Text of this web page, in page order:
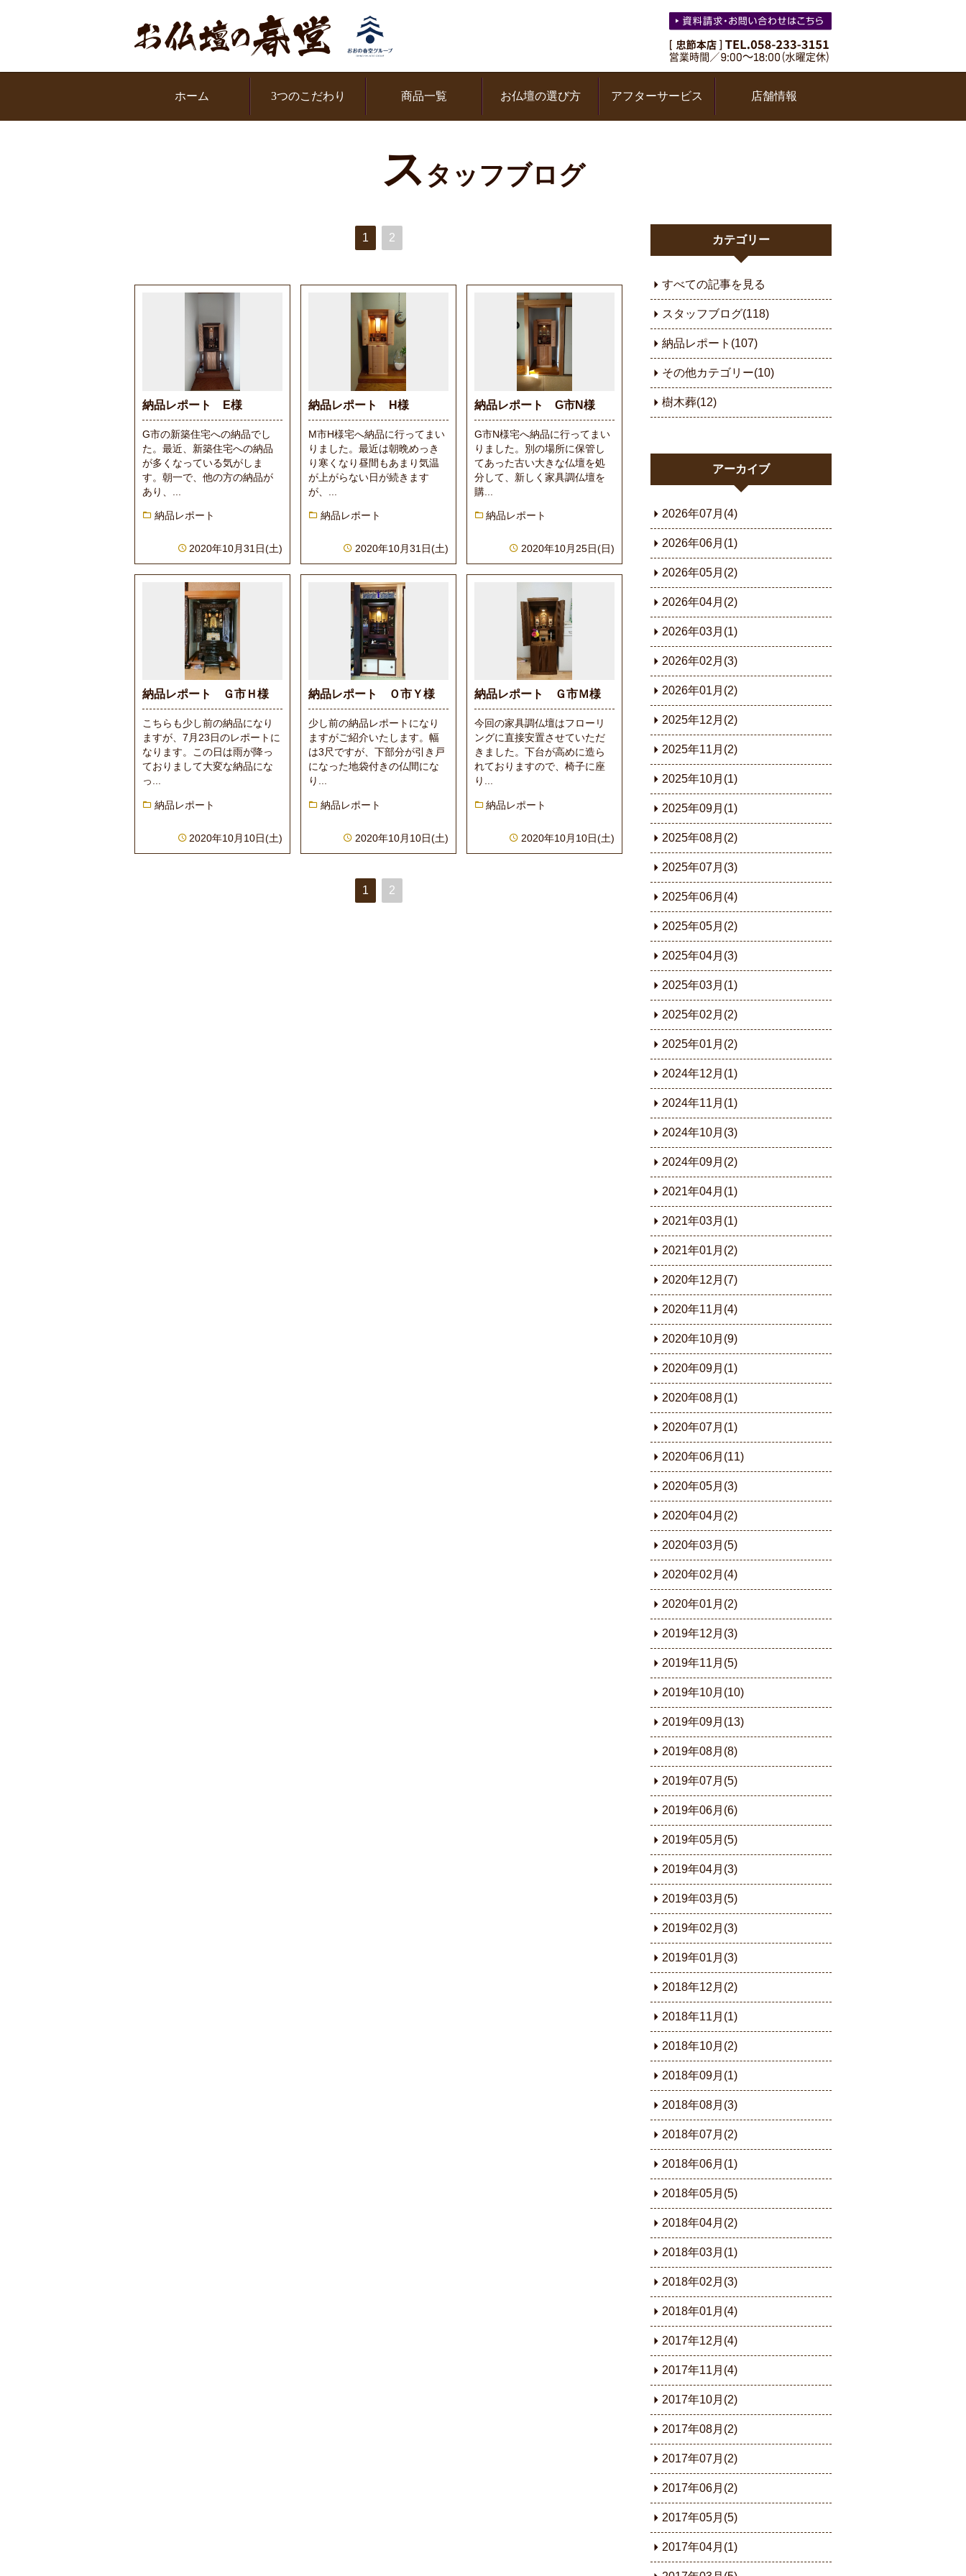
ホーム 3つのこだわり 商品一覧 お仏壇の選び方 アフターサービス 店舗情報
ス タッフブログ
1 2
納品レポート E様
G市の新築住宅への納品でし
た。最近、新築住宅への納品
が多くなっている気がしま
す。朝一で、他の方の納品が
あり、...
納品レポート
2020年10月31日(土)
納品レポート H様
M市H様宅へ納品に行ってまい
りました。最近は朝晩めっき
り寒くなり昼間もあまり気温
が上がらない日が続きます
が、...
納品レポート
2020年10月31日(土)
納品レポート G市N様
G市N様宅へ納品に行ってまい
りました。別の場所に保管し
てあった古い大きな仏壇を処
分して、新しく家具調仏壇を
購...
納品レポート
2020年10月25日(日)
納品レポート Ｇ市Ｈ様
こちらも少し前の納品になり
ますが、7月23日のレポートに
なります。この日は雨が降っ
ておりまして大変な納品にな
っ...
納品レポート
2020年10月10日(土)
納品レポート Ｏ市Ｙ様
少し前の納品レポートになり
ますがご紹介いたします。幅
は3尺ですが、下部分が引き戸
になった地袋付きの仏間にな
り...
納品レポート
2020年10月10日(土)
納品レポート Ｇ市Ｍ様
今回の家具調仏壇はフローリ
ングに直接安置させていただ
きました。下台が高めに造ら
れておりますので、椅子に座
り...
納品レポート
2020年10月10日(土)
1 2
カテゴリー
すべての記事を見る
スタッフブログ(118)
納品レポート(107)
その他カテゴリー(10)
樹木葬(12)
アーカイブ
2026年07月(4)
2026年06月(1)
2026年05月(2)
2026年04月(2)
2026年03月(1)
2026年02月(3)
2026年01月(2)
2025年12月(2)
2025年11月(2)
2025年10月(1)
2025年09月(1)
2025年08月(2)
2025年07月(3)
2025年06月(4)
2025年05月(2)
2025年04月(3)
2025年03月(1)
2025年02月(2)
2025年01月(2)
2024年12月(1)
2024年11月(1)
2024年10月(3)
2024年09月(2)
2021年04月(1)
2021年03月(1)
2021年01月(2)
2020年12月(7)
2020年11月(4)
2020年10月(9)
2020年09月(1)
2020年08月(1)
2020年07月(1)
2020年06月(11)
2020年05月(3)
2020年04月(2)
2020年03月(5)
2020年02月(4)
2020年01月(2)
2019年12月(3)
2019年11月(5)
2019年10月(10)
2019年09月(13)
2019年08月(8)
2019年07月(5)
2019年06月(6)
2019年05月(5)
2019年04月(3)
2019年03月(5)
2019年02月(3)
2019年01月(3)
2018年12月(2)
2018年11月(1)
2018年10月(2)
2018年09月(1)
2018年08月(3)
2018年07月(2)
2018年06月(1)
2018年05月(5)
2018年04月(2)
2018年03月(1)
2018年02月(3)
2018年01月(4)
2017年12月(4)
2017年11月(4)
2017年10月(2)
2017年08月(2)
2017年07月(2)
2017年06月(2)
2017年05月(5)
2017年04月(1)